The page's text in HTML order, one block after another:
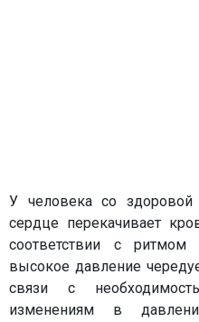
У человека со здоровой
сердце перекачивает
соответствии с ритмом
высокое давление
связи с
изменениям в